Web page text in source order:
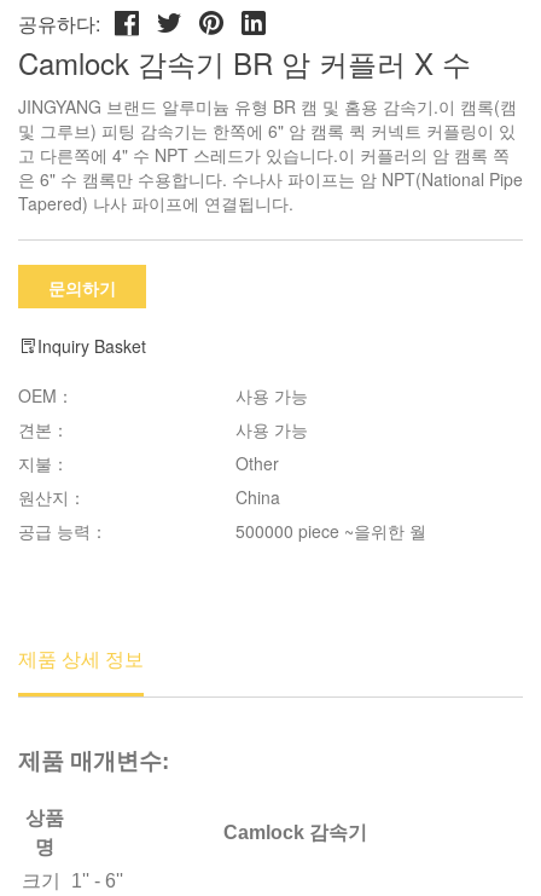
공유하다:
Camlock 감속기 BR 암 커플러 X 수
JINGYANG 브랜드 알루미늄 유형 BR 캠 및 홈용 감속기.이 캠록(캠
및 그루브) 피팅 감속기는 한쪽에 6" 암 캠록 퀵 커넥트 커플링이 있
고 다른쪽에 4" 수 NPT 스레드가 있습니다.이 커플러의 암 캠록 쪽
은 6" 수 캠록만 수용합니다. 수나사 파이프는 암 NPT(National Pipe
Tapered) 나사 파이프에 연결됩니다.
문의하기
Inquiry Basket
OEM：
사용 가능
견본：
사용 가능
지불：
Other
원산지：
China
공급 능력：
500000 piece ~을위한 월
제품 상세 정보